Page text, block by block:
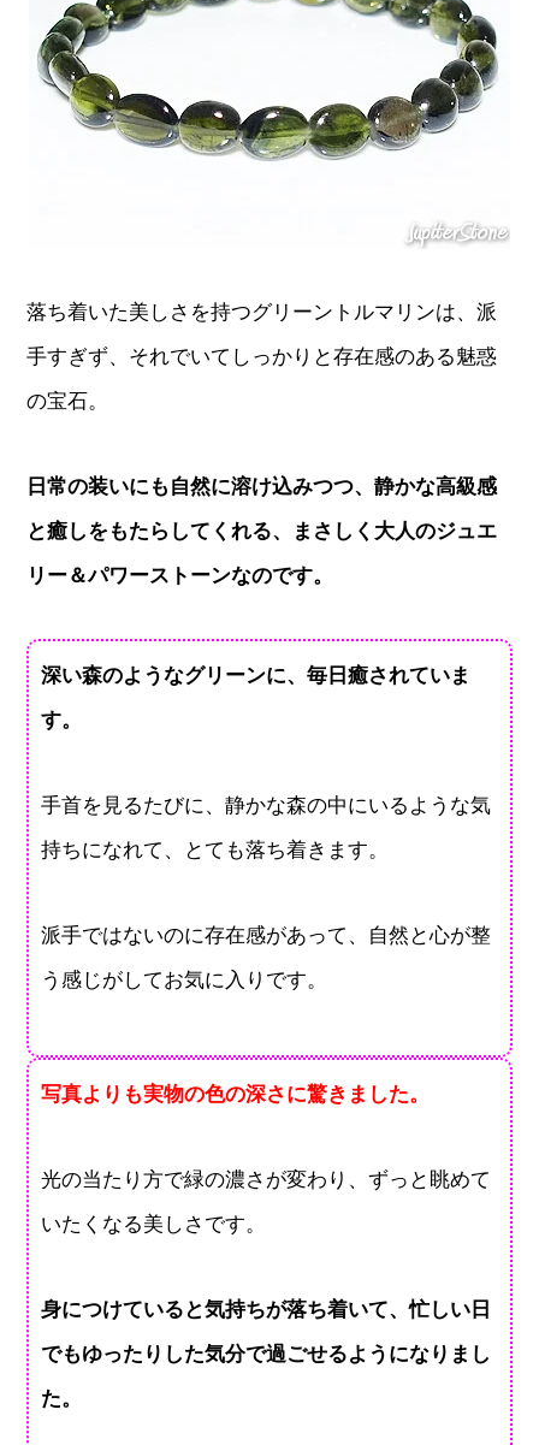
落ち着いた美しさを持つグリーントルマリンは、派
手すぎず、それでいてしっかりと存在感のある魅惑
の宝石。
日常の装いにも自然に溶け込みつつ、静かな高級感
と癒しをもたらしてくれる、まさしく大人のジュエ
リー＆パワーストーンなのです。
深い森のようなグリーンに、毎日癒されていま
す。
手首を見るたびに、静かな森の中にいるような気
持ちになれて、とても落ち着きます。
派手ではないのに存在感があって、自然と心が整
う感じがしてお気に入りです。
写真よりも実物の色の深さに驚きました。
光の当たり方で緑の濃さが変わり、ずっと眺めて
いたくなる美しさです。
身につけていると気持ちが落ち着いて、忙しい日
でもゆったりした気分で過ごせるようになりまし
た。